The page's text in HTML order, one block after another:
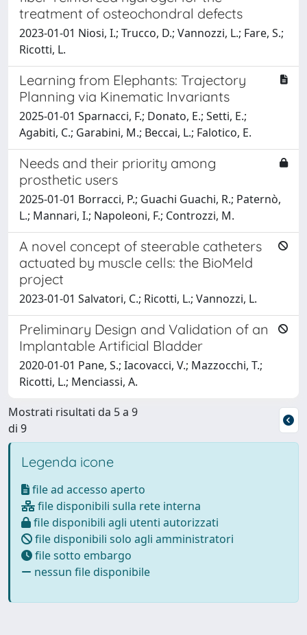
treatment of osteochondral defects
2023-01-01 Niosi, I.; Trucco, D.; Vannozzi, L.; Fare, S.;
Ricotti, L.
Learning from Elephants: Trajectory
Planning via Kinematic Invariants
2025-01-01 Sparnacci, F.; Donato, E.; Setti, E.;
Agabiti, C.; Garabini, M.; Beccai, L.; Falotico, E.
Needs and their priority among
prosthetic users
2025-01-01 Borracci, P.; Guachi Guachi, R.; Paternò,
L.; Mannari, I.; Napoleoni, F.; Controzzi, M.
A novel concept of steerable catheters
actuated by muscle cells: the BioMeld
project
2023-01-01 Salvatori, C.; Ricotti, L.; Vannozzi, L.
Preliminary Design and Validation of an
Implantable Artificial Bladder
2020-01-01 Pane, S.; Iacovacci, V.; Mazzocchi, T.;
Ricotti, L.; Menciassi, A.
Mostrati risultati da 5 a 9
di 9
Legenda icone
file ad accesso aperto
file disponibili sulla rete interna
file disponibili agli utenti autorizzati
file disponibili solo agli amministratori
file sotto embargo
nessun file disponibile